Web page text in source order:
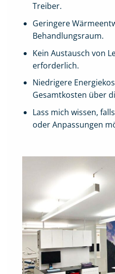
Treiber.
Geringere
Behandlungsraum.
Kein Austausch von
erforderlich.
Niedrigere
Gesamtkosten über
Lass mich wissen,
oder Anpassungen